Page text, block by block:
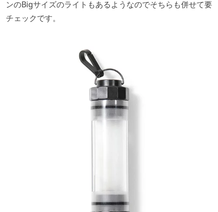
ンのBigサイズのライトもあるようなのでそちらも併せて要
チェックです。